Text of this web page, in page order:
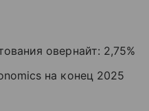
овернайт: 2,75%
на конец 2025